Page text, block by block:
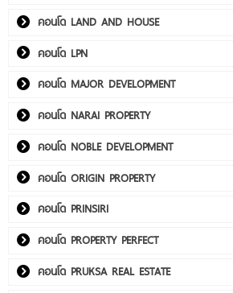
คอนโด LAND AND HOUSE
คอนโด LPN
คอนโด MAJOR DEVELOPMENT
คอนโด NARAI PROPERTY
คอนโด NOBLE DEVELOPMENT
คอนโด ORIGIN PROPERTY
คอนโด PRINSIRI
คอนโด PROPERTY PERFECT
คอนโด PRUKSA REAL ESTATE